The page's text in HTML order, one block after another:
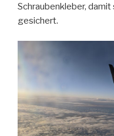
Schraubenkleber,
gesichert.